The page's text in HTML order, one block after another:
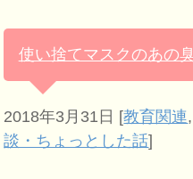
使い捨てマスクのあの
2018年3月31日 [教育関連,
談・ちょっとした話]